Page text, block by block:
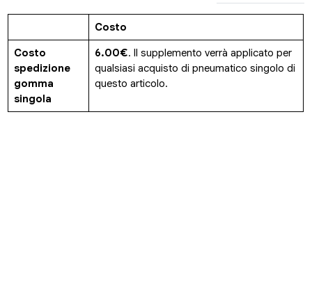
Costo
Costo
spedizione
gomma
singola
6.00€. Il supplemento verrà applicato per
qualsiasi acquisto di pneumatico singolo di
questo articolo.